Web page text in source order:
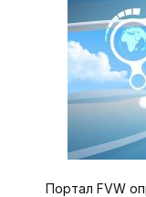
Портал FVW